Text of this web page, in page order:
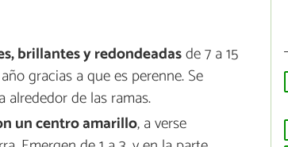
brillantes y redondeadasde 7 a 15
gracias a que es perenne. Se
de las ramas.
un centro amarillo, a verse